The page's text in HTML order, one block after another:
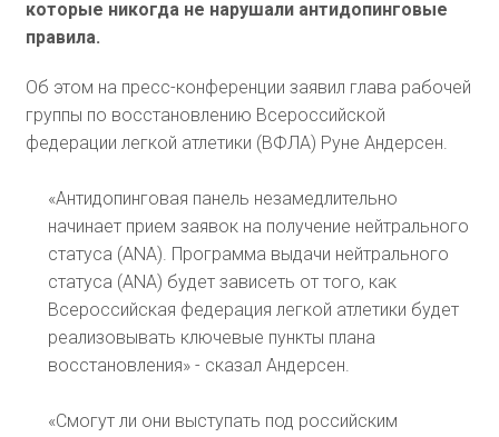
которые никогда не нарушали антидопинговые
правила.
Об этом на пресс-конференции заявил глава рабочей
группы по восстановлению Всероссийской
федерации легкой атлетики (ВФЛА) Руне Андерсен.
«Антидопинговая панель незамедлительно
начинает прием заявок на получение нейтрального
статуса (ANA). Программа выдачи нейтрального
статуса (ANA) будет зависеть от того, как
Всероссийская федерация легкой атлетики будет
реализовывать ключевые пункты плана
восстановления» - сказал Андерсен.
«Смогут ли они выступать под российским